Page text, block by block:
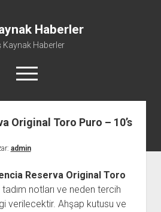
Haberler
Kaynak Haberler
menüyü
aç
Beğeni Arttırma Hilesi
Görme Uygulaması Ücretsiz
Liste
Sayfa Listesi
Original Toro Puro – 10’s
admin
Reserva Original Toro
tadım notları ve neden tercih
verilecektir. Ahşap kutusu ve